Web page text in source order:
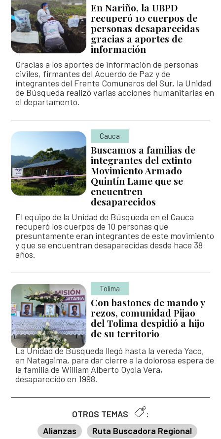
OTROS TEMAS
:
Alianzas
Ruta Buscadora Regional
En Nariño, la UBPD
recuperó 10 cuerpos de
personas desaparecidas
gracias a aportes de
información
Gracias a los aportes de información de personas
civiles, firmantes del Acuerdo de Paz y de
integrantes del Frente Comuneros del Sur, la Unidad
de Búsqueda realizó varias acciones humanitarias en
el departamento.
Cauca
Buscamos a familias de
integrantes del extinto
Movimiento Armado
Quintín Lame que se
encuentren
desaparecidos
El equipo de la Unidad de Búsqueda en el Cauca
recuperó los cuerpos de 10 personas que
presuntamente eran integrantes de este movimiento
y que se encuentran desaparecidas desde hace 38
años.
Tolima
Con bastones de mando y
rezos, comunidad Pijao
del Tolima despidió a hijo
de su territorio
La Unidad de Búsqueda llegó hasta la vereda Yaco,
en Natagaima, para dar cierre a la dolorosa espera de
la familia de William Alberto Oyola Vera,
desaparecido en 1998.